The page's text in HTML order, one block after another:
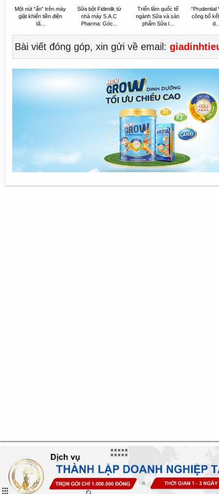
Một nút “ẩn” trên máy
giặt khiến tiền điện
tă...
Sữa bột Fidimilk từ
nhà máy S.A.C
Pharma: Góc...
Triển lãm quốc tế
ngành Sữa và sản
phẩm Sữa l...
“Prudential
công bố
Bài viết đóng góp, xin gửi về email: